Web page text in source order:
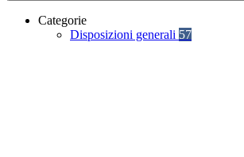
Categorie
Disposizioni generali 57